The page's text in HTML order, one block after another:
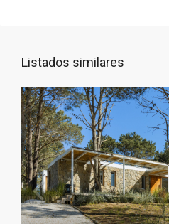
Listados similares